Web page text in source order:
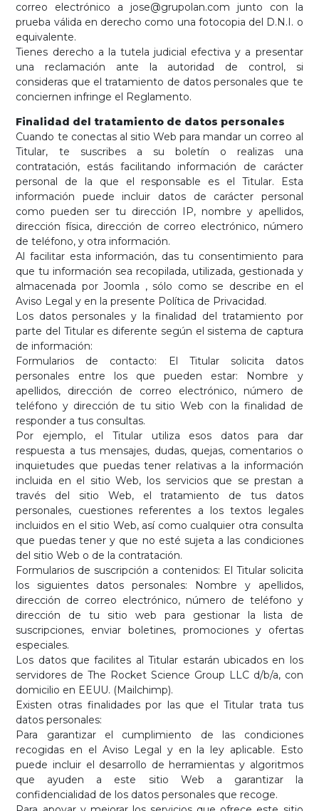
correo electrónico a jose@grupolan.com junto con la
prueba válida en derecho como una fotocopia del D.N.I. o
equivalente.
Tienes derecho a la tutela judicial efectiva y a presentar
una reclamación ante la autoridad de control, si
consideras que el tratamiento de datos personales que te
conciernen infringe el Reglamento.
Finalidad del tratamiento de datos personales
Cuando te conectas al sitio Web para mandar un correo al
Titular, te suscribes a su boletín o realizas una
contratación, estás facilitando información de carácter
personal de la que el responsable es el Titular. Esta
información puede incluir datos de carácter personal
como pueden ser tu dirección IP, nombre y apellidos,
dirección física, dirección de correo electrónico, número
de teléfono, y otra información.
Al facilitar esta información, das tu consentimiento para
que tu información sea recopilada, utilizada, gestionada y
almacenada por Joomla , sólo como se describe en el
Aviso Legal y en la presente Política de Privacidad.
Los datos personales y la finalidad del tratamiento por
parte del Titular es diferente según el sistema de captura
de información:
Formularios de contacto: El Titular solicita datos
personales entre los que pueden estar: Nombre y
apellidos, dirección de correo electrónico, número de
teléfono y dirección de tu sitio Web con la finalidad de
responder a tus consultas.
Por ejemplo, el Titular utiliza esos datos para dar
respuesta a tus mensajes, dudas, quejas, comentarios o
inquietudes que puedas tener relativas a la información
incluida en el sitio Web, los servicios que se prestan a
través del sitio Web, el tratamiento de tus datos
personales, cuestiones referentes a los textos legales
incluidos en el sitio Web, así como cualquier otra consulta
que puedas tener y que no esté sujeta a las condiciones
del sitio Web o de la contratación.
Formularios de suscripción a contenidos: El Titular solicita
los siguientes datos personales: Nombre y apellidos,
dirección de correo electrónico, número de teléfono y
dirección de tu sitio web para gestionar la lista de
suscripciones, enviar boletines, promociones y ofertas
especiales.
Los datos que facilites al Titular estarán ubicados en los
servidores de The Rocket Science Group LLC d/b/a, con
domicilio en EEUU. (Mailchimp).
Existen otras finalidades por las que el Titular trata tus
datos personales:
Para garantizar el cumplimiento de las condiciones
recogidas en el Aviso Legal y en la ley aplicable. Esto
puede incluir el desarrollo de herramientas y algoritmos
que ayuden a este sitio Web a garantizar la
confidencialidad de los datos personales que recoge.